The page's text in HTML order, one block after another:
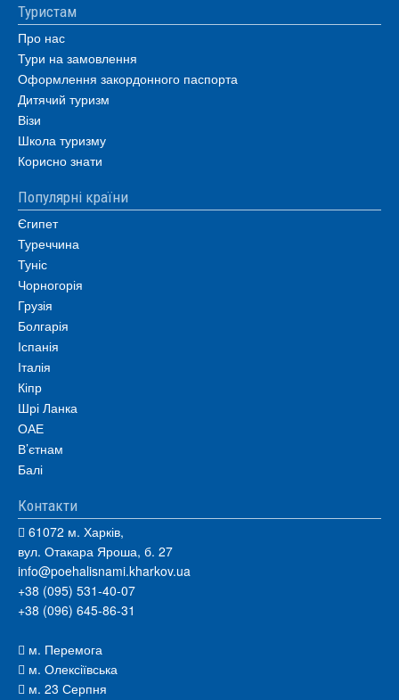
Туристам
Про нас
Тури на замовлення
Оформлення закордонного паспорта
Дитячий туризм
Візи
Школа туризму
Корисно знати
Популярні країни
Єгипет
Туреччина
Туніс
Чорногорія
Грузія
Болгарія
Іспанія
Італія
Кіпр
Шрі Ланка
ОАЕ
В’єтнам
Балі
Контакти
61072 м. Харків,
вул. Отакара Яроша, б. 27
info@poehalisnami.kharkov.ua
+38 (095) 531-40-07
+38 (096) 645-86-31
м. Перемога
м. Олексіївська
м. 23 Серпня